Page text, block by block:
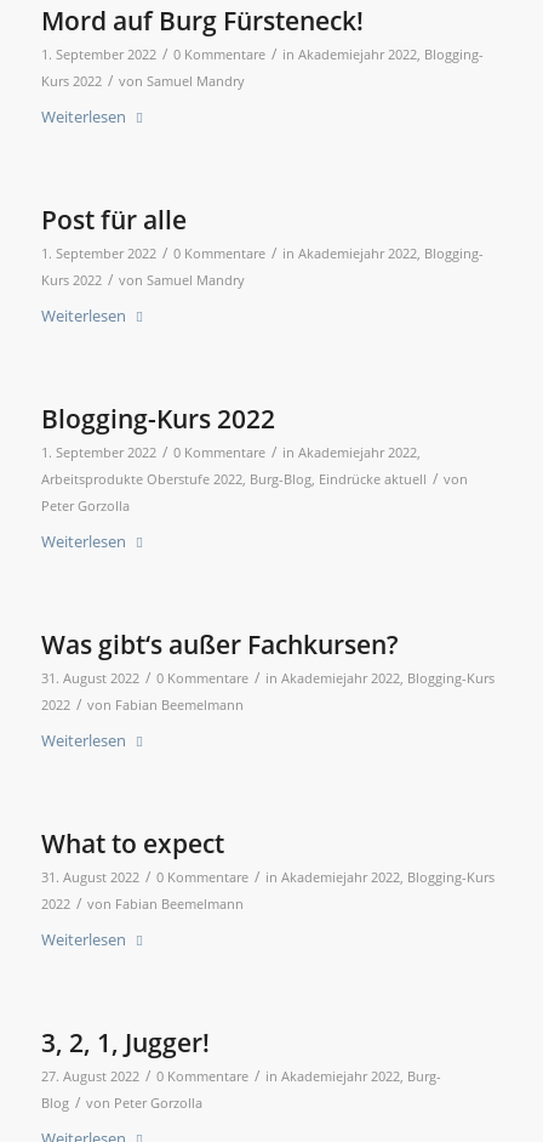
Mord auf Burg Fürsteneck!
1. September 2022 / 0 Kommentare / in Akademiejahr 2022, Blogging-
Kurs 2022 / von Samuel Mandry
Weiterlesen
Post für alle
1. September 2022 / 0 Kommentare / in Akademiejahr 2022, Blogging-
Kurs 2022 / von Samuel Mandry
Weiterlesen
Blogging-Kurs 2022
1. September 2022 / 0 Kommentare / in Akademiejahr 2022,
Arbeitsprodukte Oberstufe 2022, Burg-Blog, Eindrücke aktuell / von
Peter Gorzolla
Weiterlesen
Was gibt‘s außer Fachkursen?
31. August 2022 / 0 Kommentare / in Akademiejahr 2022, Blogging-Kurs
2022 / von Fabian Beemelmann
Weiterlesen
What to expect
31. August 2022 / 0 Kommentare / in Akademiejahr 2022, Blogging-Kurs
2022 / von Fabian Beemelmann
Weiterlesen
3, 2, 1, Jugger!
27. August 2022 / 0 Kommentare / in Akademiejahr 2022, Burg-
Blog / von Peter Gorzolla